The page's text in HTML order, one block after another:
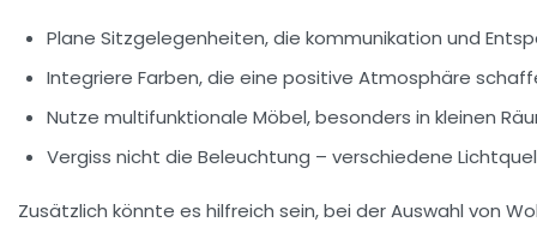
Plane Sitzgelegenheiten, die kommunikation und
Integriere Farben, die eine positive Atmosphäre
Nutze multifunktionale Möbel, besonders in kleinen
Vergiss nicht die Beleuchtung – verschiedene
Zusätzlich könnte es hilfreich sein, bei der Auswahl von